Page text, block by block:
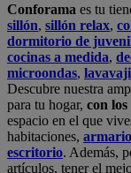
Conforama es tu
sillón, sillón relax,
dormitorio de
cocinas a medida,
microondas,
Descubre nuestra
para tu hogar, con
espacio en el que
habitaciones,
escritorio. Además,
artículos, tener el